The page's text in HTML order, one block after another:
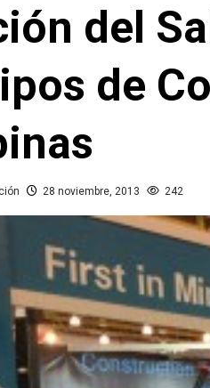
del
de
28 noviembre, 2013 242